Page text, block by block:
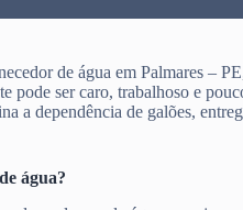
de água em Palmares –
pode ser caro, trabalhoso e
a dependência de galões,
água?